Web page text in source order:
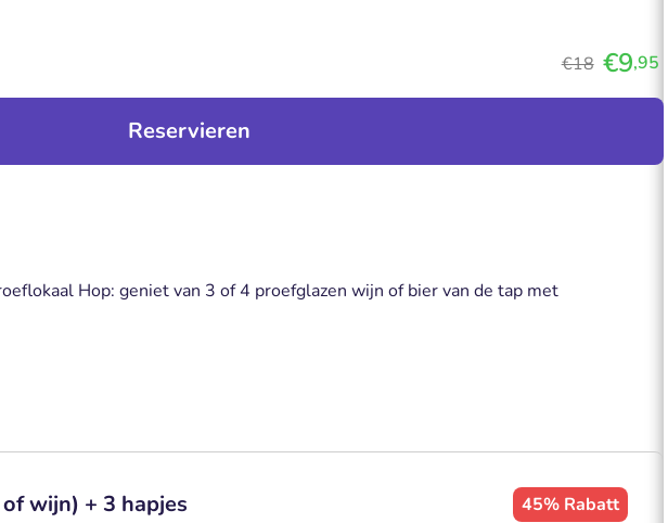
€18 €9,95
Reservieren
Hop: geniet van 3 of 4 proefglazen wijn of bier van de tap met
wijn) + 3 hapjes 45% Rabatt